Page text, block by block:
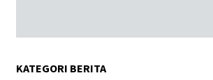
KATEGORI BERITA